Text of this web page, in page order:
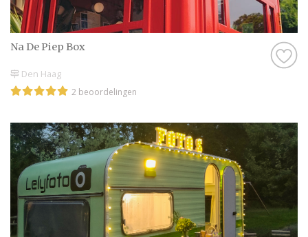
Na De Piep Box
Den Haag
2 beoordelingen